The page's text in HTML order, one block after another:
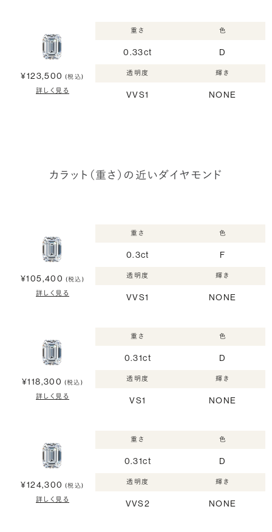
¥123,500 (税込)
詳しく見る
重さ
0.33ct
色
D
透明度
VVS1
輝き
NONE
カラット（重さ）の近いダイヤモンド
¥105,400 (税込)
詳しく見る
重さ
0.3ct
色
F
透明度
VVS1
輝き
NONE
¥118,300 (税込)
詳しく見る
重さ
0.31ct
色
D
透明度
VS1
輝き
NONE
¥124,300 (税込)
詳しく見る
重さ
0.31ct
色
D
透明度
VVS2
輝き
NONE